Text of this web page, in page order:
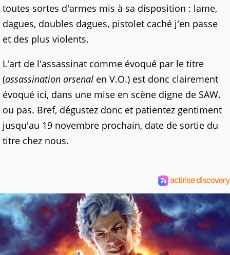
toutes sortes d'armes mis à sa disposition : lame,
dagues, doubles dagues, pistolet caché j'en passe
et des plus violents.
L'art de l'assassinat comme évoqué par le titre
(assassination arsenal en V.O.) est donc clairement
évoqué ici, dans une mise en scène digne de SAW.
ou pas. Bref, dégustez donc et patientez gentiment
jusqu'au 19 novembre prochain, date de sortie du
titre chez nous.